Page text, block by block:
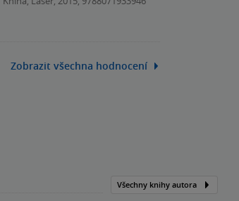
Zobrazit všechna hodnocení
Všechny knihy autora